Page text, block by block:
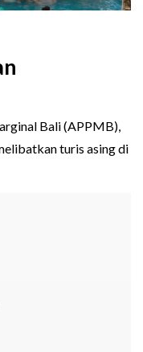
Bali (APPMB),
turis asing di